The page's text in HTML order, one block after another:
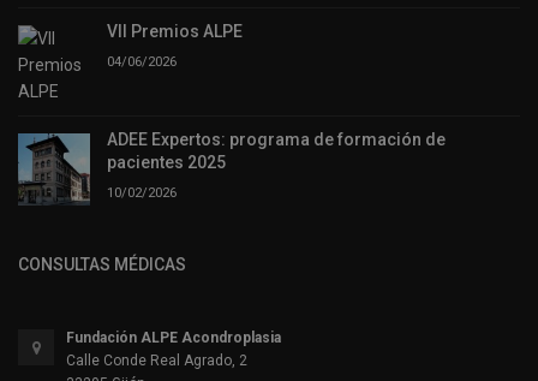
VII Premios ALPE
04/06/2026
ADEE Expertos: programa de formación de
pacientes 2025
10/02/2026
CONSULTAS MÉDICAS
Fundación ALPE Acondroplasia
Calle Conde Real Agrado, 2